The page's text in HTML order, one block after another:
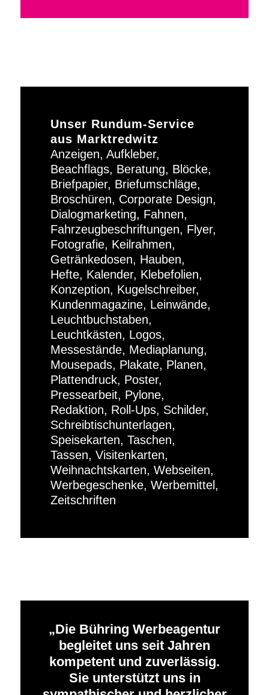
Unser Rundum-Service
aus Marktredwitz
Anzeigen, Aufkleber,
Beachflags, Beratung, Blöcke,
Briefpapier, Briefumschläge,
Broschüren, Corporate Design,
Dialogmarketing, Fahnen,
Fahrzeugbeschriftungen, Flyer,
Fotografie, Keilrahmen,
Getränkedosen, Hauben,
Hefte, Kalender, Klebefolien,
Konzeption, Kugelschreiber,
Kundenmagazine, Leinwände,
Leuchtbuchstaben,
Leuchtkästen, Logos,
Messestände, Mediaplanung,
Mousepads, Plakate, Planen,
Plattendruck, Poster,
Pressearbeit, Pylone,
Redaktion, Roll-Ups, Schilder,
Schreibtischunterlagen,
Speisekarten, Taschen,
Tassen, Visitenkarten,
Weihnachtskarten, Webseiten,
Werbegeschenke, Werbemittel,
Zeitschriften
Die Bühring Werbeagentur
begleitet uns seit Jahren
kompetent und zuverlässig.
Sie unterstützt uns in